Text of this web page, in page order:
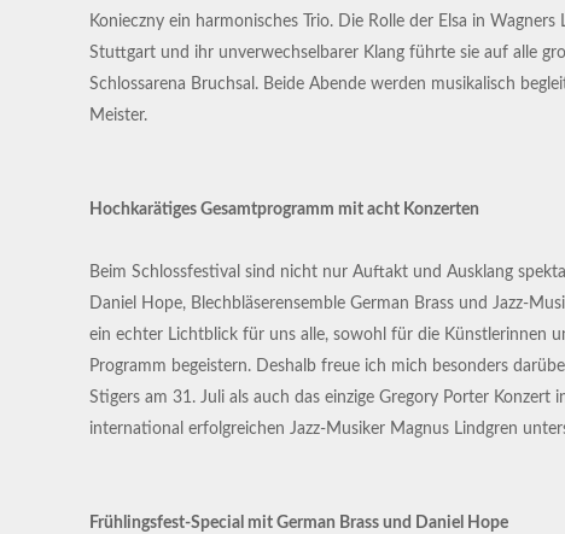
Konieczny ein harmonisches Trio. Die Rolle der Elsa in
Stuttgart und ihr unverwechselbarer Klang führte sie auf alle
Schlossarena Bruchsal. Beide Abende werden musikalisch
Meister.
Hochkarätiges Gesamtprogramm mit acht Konzerten
Beim Schlossfestival sind nicht nur Auftakt und Ausklang
Daniel Hope, Blechbläserensemble German Brass und Jazz-
ein echter Lichtblick für uns alle, sowohl für die Künstlerinnen
Programm begeistern. Deshalb freue ich mich besonders
Stigers am 31. Juli als auch das einzige Gregory Porter
international erfolgreichen Jazz-Musiker Magnus Lindgren
Frühlingsfest-Special mit German Brass und Daniel Hope